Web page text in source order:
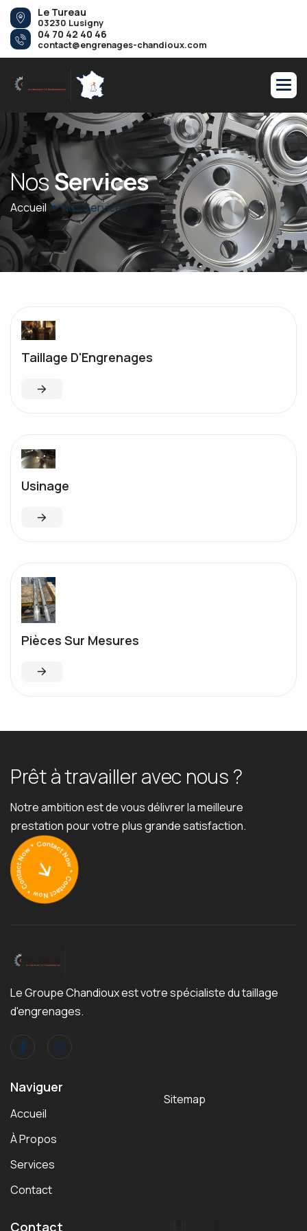
Le Tureau
03230 Lusigny
04 70 42 40 46
contact@engrenages-chandioux.com
NosServices
Accueil Nos Services
Taillage D'Engrenages
Usinage
Pièces Sur Mesures
Prêtàtravailleravec nous ?
Notre ambition est de vous délivrer la meilleure
prestation pour votre plus grande satisfaction.
Le Groupe Chandioux est votre spécialiste du taillage
d'engrenages.
Naviguer
Accueil
À Propos
Services
Contact
Sitemap
Contact